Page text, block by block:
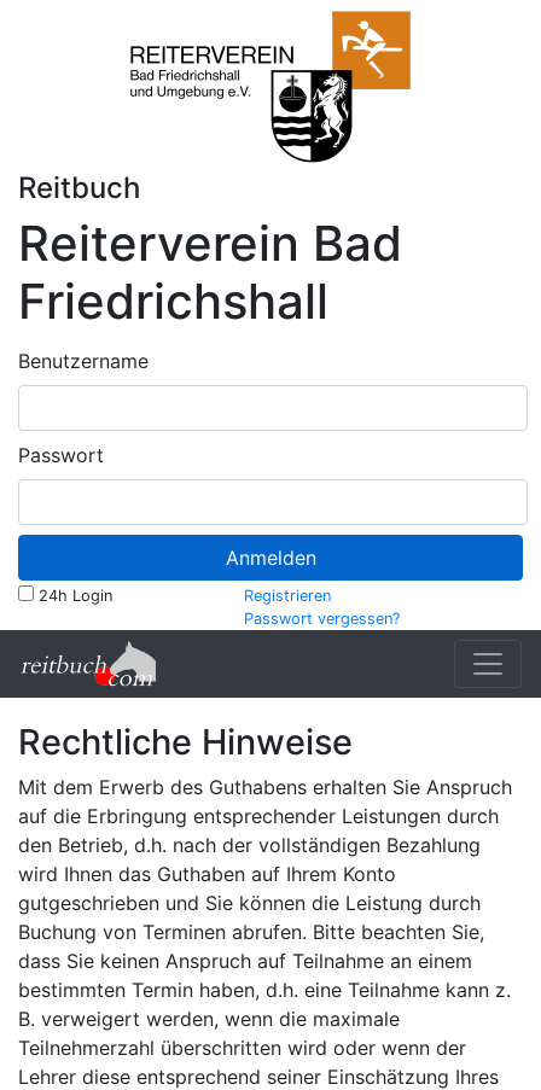
Reitbuch
Reiterverein Bad
Friedrichshall
Benutzername
Passwort
Anmelden
24h Login
Registrieren
Passwort vergessen?
Rechtliche Hinweise
Mit dem Erwerb des Guthabens erhalten Sie Anspruch
auf die Erbringung entsprechender Leistungen durch
den Betrieb, d.h. nach der vollständigen Bezahlung
wird Ihnen das Guthaben auf Ihrem Konto
gutgeschrieben und Sie können die Leistung durch
Buchung von Terminen abrufen. Bitte beachten Sie,
dass Sie keinen Anspruch auf Teilnahme an einem
bestimmten Termin haben, d.h. eine Teilnahme kann z.
B. verweigert werden, wenn die maximale
Teilnehmerzahl überschritten wird oder wenn der
Lehrer diese entsprechend seiner Einschätzung Ihres